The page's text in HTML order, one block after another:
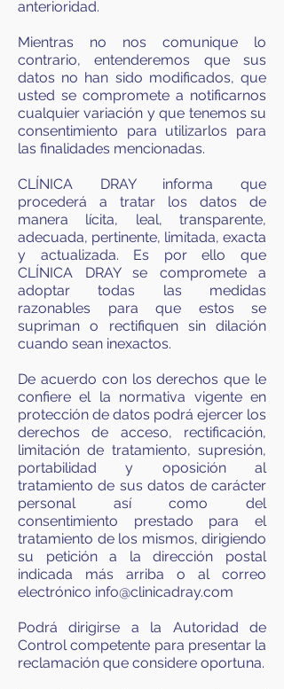
anterioridad.
Mientras no nos comunique lo
contrario, entenderemos que sus
datos no han sido modificados, que
usted se compromete a notificarnos
cualquier variación y que tenemos su
consentimiento para utilizarlos para
las finalidades mencionadas.
CLÍNICA DRAY informa que
procederá a tratar los datos de
manera lícita, leal, transparente,
adecuada, pertinente, limitada, exacta
y actualizada. Es por ello que
CLÍNICA DRAY se compromete a
adoptar todas las medidas
razonables para que estos se
supriman o rectifiquen sin dilación
cuando sean inexactos.
De acuerdo con los derechos que le
confiere el la normativa vigente en
protección de datos podrá ejercer los
derechos de acceso, rectificación,
limitación de tratamiento, supresión,
portabilidad y oposición al
tratamiento de sus datos de carácter
personal así como del
consentimiento prestado para el
tratamiento de los mismos, dirigiendo
su petición a la dirección postal
indicada más arriba o al correo
electrónico info@clinicadray.com
Podrá dirigirse a la Autoridad de
Control competente para presentar la
reclamación que considere oportuna.